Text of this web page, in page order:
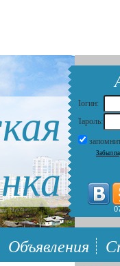
Логин:
Пароль:
Забыл
Объявления